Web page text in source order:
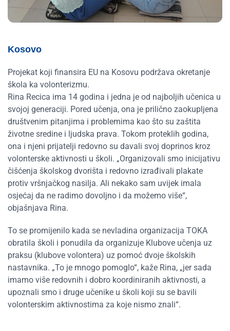
Kosovo
Projekat koji finansira EU na Kosovu podržava okretanje
škola ka volonterizmu.
Rina Recica ima 14 godina i jedna je od najboljih učenica u
svojoj generaciji. Pored učenja, ona je prilično zaokupljena
društvenim pitanjima i problemima kao što su zaštita
životne sredine i ljudska prava. Tokom proteklih godina,
ona i njeni prijatelji redovno su davali svoj doprinos kroz
volonterske aktivnosti u školi. „Organizovali smo inicijativu
čišćenja školskog dvorišta i redovno izrađivali plakate
protiv vršnjačkog nasilja. Ali nekako sam uvijek imala
osjećaj da ne radimo dovoljno i da možemo više“,
objašnjava Rina.
To se promijenilo kada se nevladina organizacija TOKA
obratila školi i ponudila da organizuje Klubove učenja uz
praksu (klubove volontera) uz pomoć dvoje školskih
nastavnika. „To je mnogo pomoglo“, kaže Rina, „jer sada
imamo više redovnih i dobro koordiniranih aktivnosti, a
upoznali smo i druge učenike u školi koji su se bavili
volonterskim aktivnostima za koje nismo znali“.